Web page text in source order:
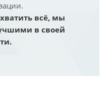
всё, мы
в своей